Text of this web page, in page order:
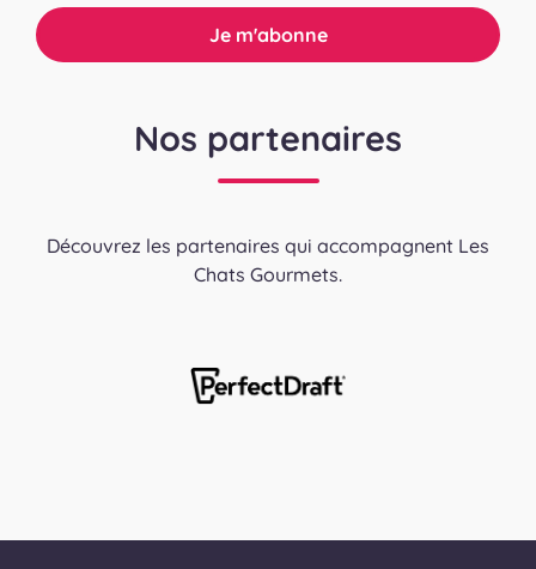
Nos partenaires
Découvrez les partenaires qui accompagnent Les
Chats Gourmets.